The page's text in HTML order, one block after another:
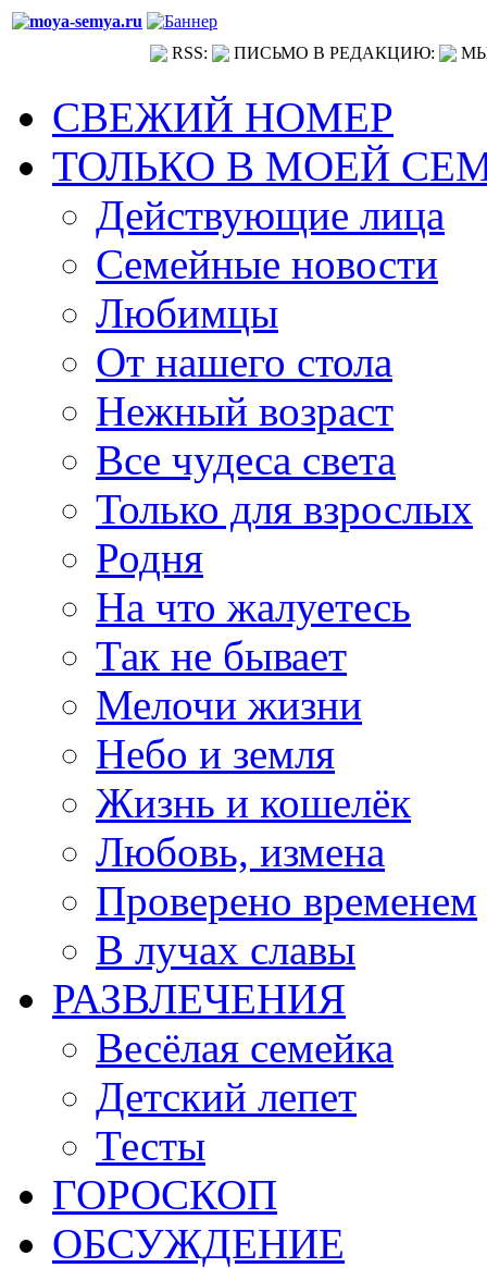
RSS: ПИСЬМО В РЕДАКЦИЮ:
СВЕЖИЙ НОМЕР
ТОЛЬКО В МОЕЙ
Действующие лица
Семейные новости
Любимцы
От нашего стола
Нежный возраст
Все чудеса света
Только для взрослых
Родня
На что жалуетесь
Так не бывает
Мелочи жизни
Небо и земля
Жизнь и кошелёк
Любовь, измена
Проверено временем
В лучах славы
РАЗВЛЕЧЕНИЯ
Весёлая семейка
Детский лепет
Тесты
ГОРОСКОП
ОБСУЖДЕНИЕ